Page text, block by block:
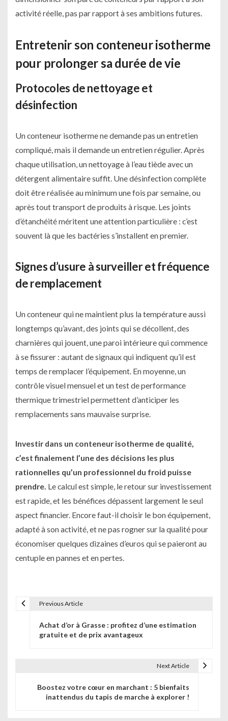
activité réelle, pas par rapport à ses ambitions futures.
Entretenir son conteneur isotherme
pour prolonger sa durée de vie
Protocoles de nettoyage et
désinfection
Un conteneur isotherme ne demande pas un entretien
compliqué, mais il demande un entretien régulier. Après
chaque utilisation, un nettoyage à l’eau tiède avec un
détergent alimentaire suffit. Une désinfection complète
doit être réalisée au minimum une fois par semaine, ou
après tout transport de produits à risque. Les joints
d’étanchéité méritent une attention particulière : c’est
souvent là que les bactéries s’installent en premier.
Signes d’usure à surveiller et fréquence
de remplacement
Un conteneur qui ne maintient plus la température aussi
longtemps qu’avant, des joints qui se décollent, des
charnières qui jouent, une paroi intérieure qui commence
à se fissurer : autant de signaux qui indiquent qu’il est
temps de remplacer l’équipement. En moyenne, un
contrôle visuel mensuel et un test de performance
thermique trimestriel permettent d’anticiper les
remplacements sans mauvaise surprise.
Investir dans un conteneur isotherme de qualité,
c’est finalement l’une des décisions les plus
rationnelles qu’un professionnel du froid puisse
prendre. Le calcul est simple, le retour sur investissement
est rapide, et les bénéfices dépassent largement le seul
aspect financier. Encore faut-il choisir le bon équipement,
adapté à son activité, et ne pas rogner sur la qualité pour
économiser quelques dizaines d’euros qui se paieront au
centuple en pannes et en pertes.
Previous Article
Achat d’or à Grasse : profitez d’une estimation
gratuite et de prix avantageux
Next Article
Boostez votre cœur en marchant : 5 bienfaits
inattendus du tapis de marche à explorer !